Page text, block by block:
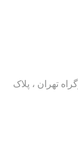
تهران ، پلاک